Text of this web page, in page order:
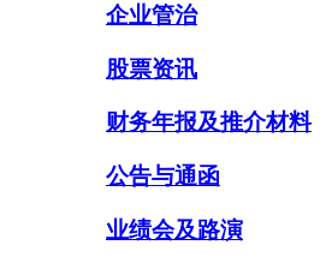
企业管治
股票资讯
财务年报及推介材料
公告与通函
业绩会及路演